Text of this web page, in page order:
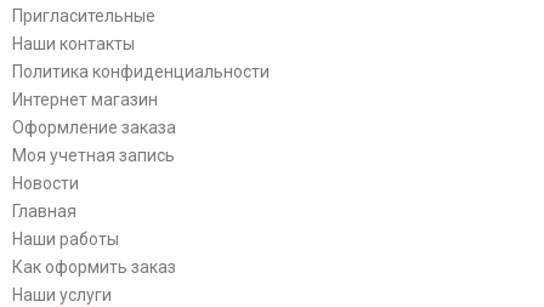
Пригласительные
Наши контакты
Политика конфиденциальности
Интернет магазин
Оформление заказа
Моя учетная запись
Новости
Главная
Наши работы
Как оформить заказ
Наши услуги